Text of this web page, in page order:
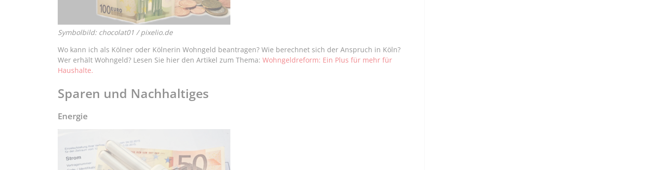
Symbolbild: chocolat01 / pixelio.de
Wo kann ich als Kölner oder Kölnerin Wohngeld beantragen? Wie berechnet sich der Anspruch in Köln?
Wer erhält Wohngeld? Lesen Sie hier den Artikel zum Thema: Wohngeldreform: Ein Plus für mehr für
Haushalte.
Sparen und Nachhaltiges
Energie